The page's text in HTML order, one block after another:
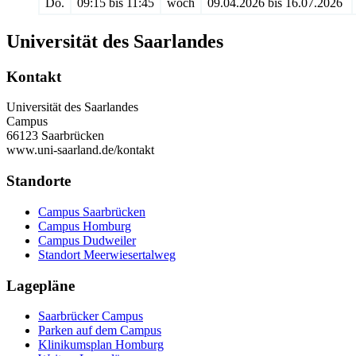
Universität des Saarlandes
Kontakt
Universität des Saarlandes
Campus
66123 Saarbrücken
www.uni-saarland.de/kontakt
Standorte
Campus Saarbrücken
Campus Homburg
Campus Dudweiler
Standort Meerwiesertalweg
Lagepläne
Saarbrücker Campus
Parken auf dem Campus
Klinikumsplan Homburg